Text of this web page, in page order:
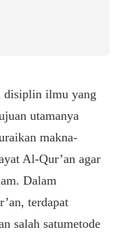
disiplin ilmu yang
utamanya
makna-
Al-Qur’an agar
. Dalam
terdapat
salah satumetode